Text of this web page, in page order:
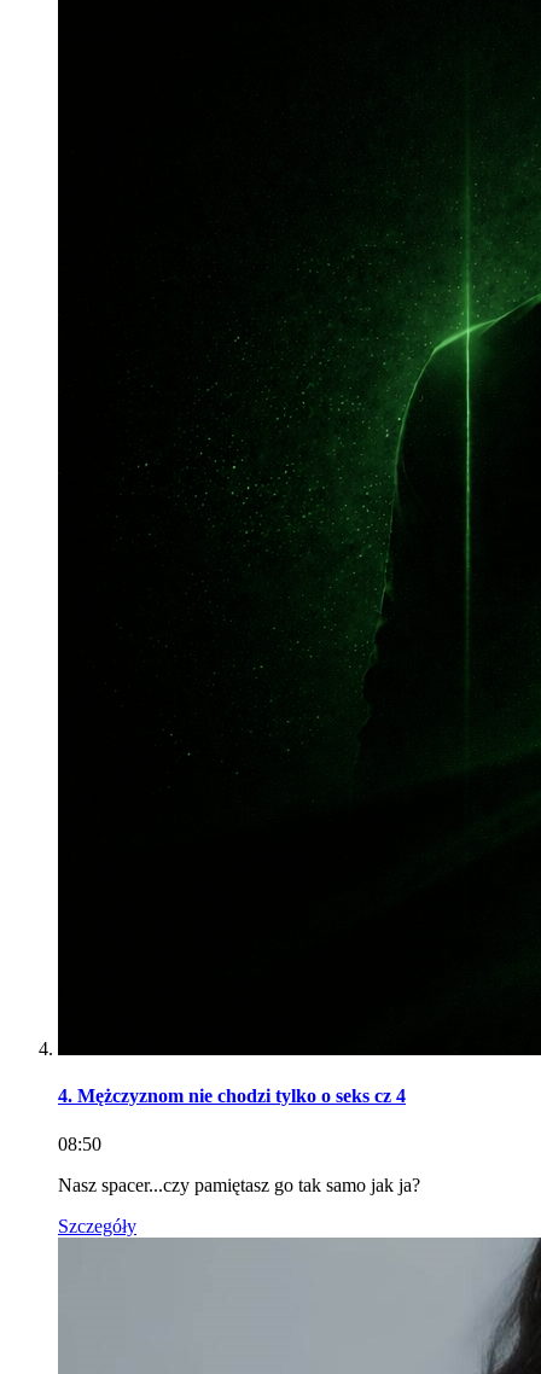
4. Mężczyznom nie chodzi tylko o seks cz 4
08:50
Nasz spacer...czy pamiętasz go tak samo jak ja?
Szczegóły